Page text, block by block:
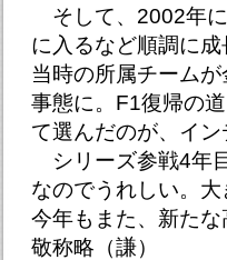
そして、2002年
に入るなど順調に
当時の所属チーム
事態に。F1復帰の
て選んだのが、イン
シリーズ参戦4年
なのでうれしい。
今年もまた、新た
敬称略（謙）